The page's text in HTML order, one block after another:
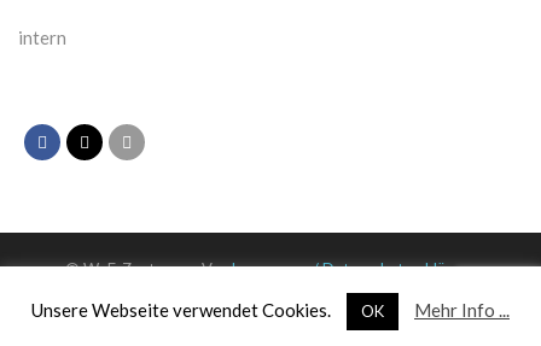
intern
© WuF-Zentrum e. V. –Impressum / Datenschutzerklärung
Unsere Webseite verwendet Cookies. OK Mehr Info ...